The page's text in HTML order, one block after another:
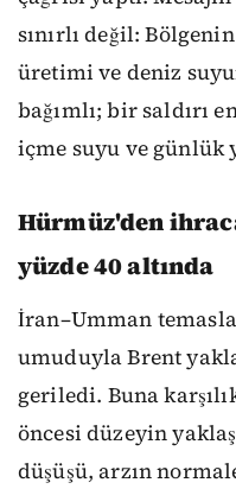
sınırlı değil:
üretimi ve deniz
bağımlı; bir saldırı
içme suyu ve günlük
Hürmüz'den
yüzde 40 altında
İran–Umman
umuduyla Brent
geriledi. Buna
öncesi düzeyin
düşüşü, arzın